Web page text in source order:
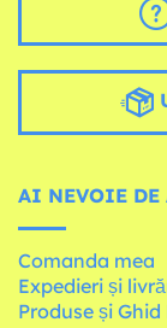
AI NEVOIE DE
Comanda mea
Expedieri și
Produse și